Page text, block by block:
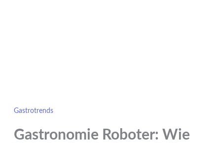
Gastrotrends
Gastronomie Roboter: Wie